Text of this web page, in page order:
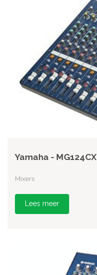
Yamaha - MG124CX
Mixers
Lees meer